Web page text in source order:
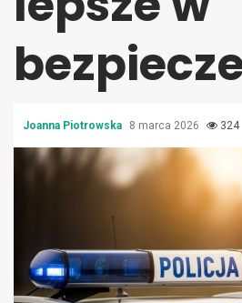
Joanna Piotrowska 8 marca 2026 324